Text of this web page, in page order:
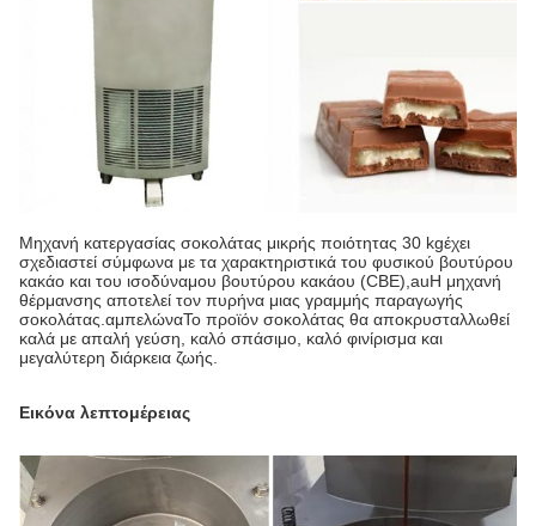
Μηχανή κατεργασίας σοκολάτας μικρής ποιότητας 30 kgέχει
σχεδιαστεί σύμφωνα με τα χαρακτηριστικά του φυσικού βουτύρου
κακάο και του ισοδύναμου βουτύρου κακάου (CBE), auΗ μηχανή
θέρμανσης αποτελεί τον πυρήνα μιας γραμμής παραγωγής
σοκολάτας. αμπελώναΤο προϊόν σοκολάτας θα αποκρυσταλλωθεί
καλά με απαλή γεύση, καλό σπάσιμο, καλό φινίρισμα και
μεγαλύτερη διάρκεια ζωής.
Εικόνα λεπτομέρειας